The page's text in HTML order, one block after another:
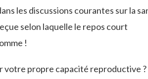
les discussions courantes sur la
selon laquelle le repos court
!
votre propre capacité reproductive ?